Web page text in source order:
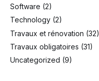
Software (2)
Technology (2)
Travaux et rénovation (32)
Travaux obligatoires (31)
Uncategorized (9)